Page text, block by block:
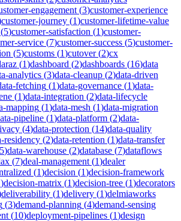
engagement (3)customer-experience
customer-journey (1)customer-lifetime-value
(5)customer-satisfaction (1)customer-
service (7)customer-success (5)customer-
(5)customs (1)cutover(2)cx
(1)dashboard (2)dashboards (16)data
analytics (3)data-cleanup (2)data-driven
fetching (1)data-governance (1)data-
(1)data-integration (2)data-lifecycle
mapping (1)data-mesh (1)data-migration
pipeline (1)data-platform (2)data-
(4)data-protection (14)data-quality
residency (2)data-retention (1)data-transfer
5)data-warehouse (2)database (7)dataflows
(7)deal-management (1)dealer
(1)decision (1)decision-framework
)decision-matrix (1)decision-tree (1)decorators
deliverability (1)delivery (1)delmiaworks
(3)demand-planning (4)demand-sensing
(10)deployment-pipelines (1)design